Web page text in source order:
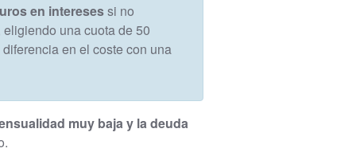
en interesessi no
una cuota de 50
en el coste con una
muy baja y la deuda